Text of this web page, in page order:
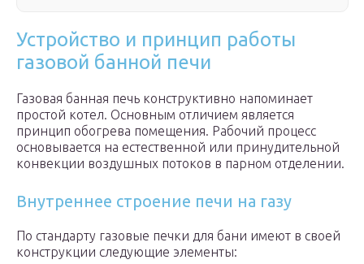
Устройство и принцип работы
газовой банной печи
Газовая банная печь конструктивно напоминает
простой котел. Основным отличием является
принцип обогрева помещения. Рабочий процесс
основывается на естественной или принудительной
конвекции воздушных потоков в парном отделении.
Внутреннее строение печи на газу
По стандарту газовые печки для бани имеют в своей
конструкции следующие элементы: